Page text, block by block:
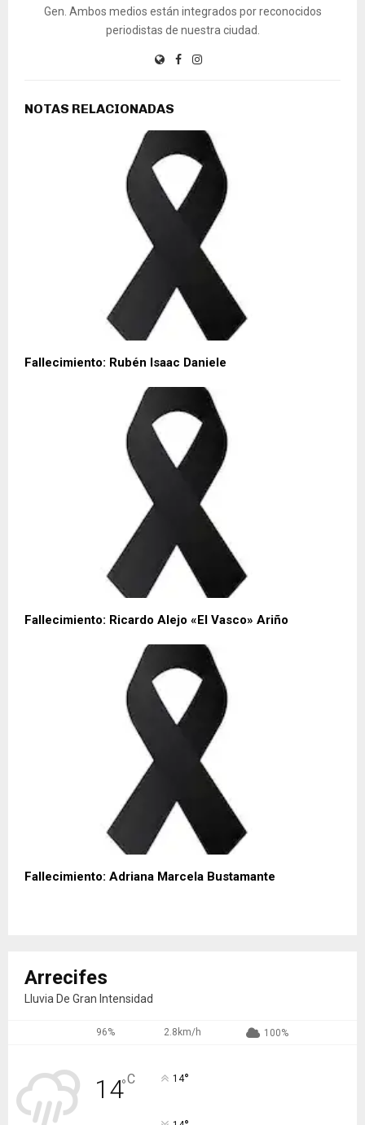
Gen. Ambos medios están integrados por reconocidos
periodistas de nuestra ciudad.
NOTAS RELACIONADAS
Fallecimiento: Rubén Isaac Daniele
Fallecimiento: Ricardo Alejo «El Vasco» Ariño
Fallecimiento: Adriana Marcela Bustamante
Arrecifes
Lluvia De Gran Intensidad
96% 2.8km/h 100%
14°C 14°